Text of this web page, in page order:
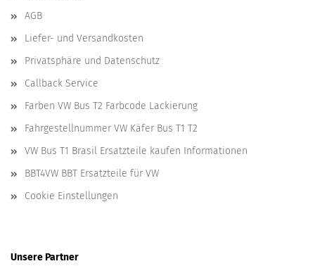
AGB
Liefer- und Versandkosten
Privatsphäre und Datenschutz
Callback Service
Farben VW Bus T2 Farbcode Lackierung
Fahrgestellnummer VW Käfer Bus T1 T2
VW Bus T1 Brasil Ersatzteile kaufen Informationen
BBT4VW BBT Ersatzteile für VW
Cookie Einstellungen
Unsere Partner